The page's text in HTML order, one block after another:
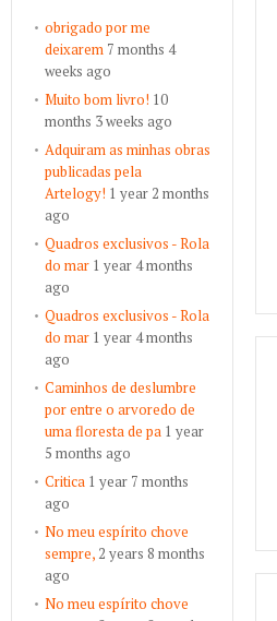
obrigado por me
deixarem 7 months 4
weeks ago
Muito bom livro! 10
months 3 weeks ago
Adquiram as minhas obras
publicadas pela
Artelogy! 1 year 2 months
ago
Quadros exclusivos - Rola
do mar 1 year 4 months
ago
Quadros exclusivos - Rola
do mar 1 year 4 months
ago
Caminhos de deslumbre
por entre o arvoredo de
uma floresta de pa 1 year
5 months ago
Critica 1 year 7 months
ago
No meu espírito chove
sempre, 2 years 8 months
ago
No meu espírito chove